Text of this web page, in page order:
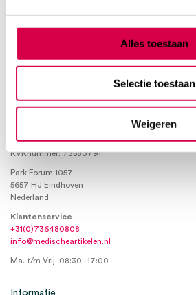
Alles toestaan
Selectie toestaan
Weigeren
Overig
Tape
Praktijkinrichting
Medische Artikelen SMA B.V.
KVKnummer: 73580791
Park Forum 1057
5657 HJ Eindhoven
Nederland
Klantenservice
+31(0)736480808
info@medischeartikelen.nl
Ma. t/m Vrij. 08:30 - 17:00
Informatie